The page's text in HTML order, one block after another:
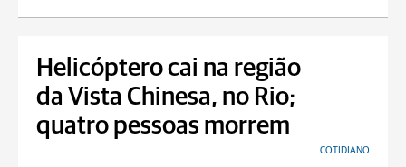
Helicóptero cai na região
da Vista Chinesa, no Rio;
quatro pessoas morrem
COTIDIANO